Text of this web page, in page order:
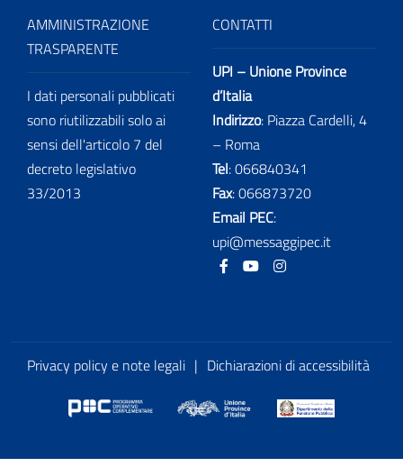
AMMINISTRAZIONE
TRASPARENTE
I dati personali pubblicati
sono riutilizzabili solo ai
sensi dell'articolo 7 del
decreto legislativo
33/2013
CONTATTI
UPI – Unione Province
d’Italia
Indirizzo: Piazza Cardelli, 4
– Roma
Tel:066840341
Fax:066873720
Email PEC:
upi@messaggipec.it
FacebookYoutube
Privacy policy e note legali | Dichiarazioni di accessibilità